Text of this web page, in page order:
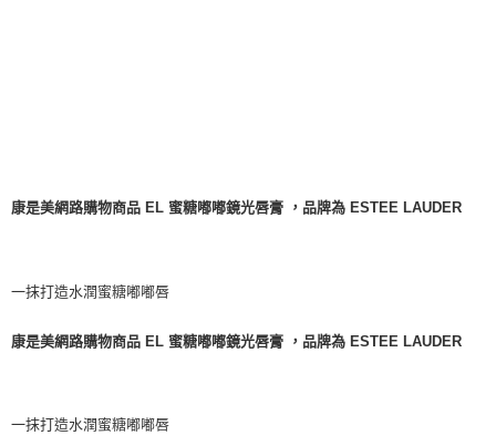
康是美網路購物商品 EL 蜜糖嘟嘟鏡光唇膏 ，品牌為 ESTEE LAUDER
一抹打造水潤蜜糖嘟嘟唇
康是美網路購物商品 EL 蜜糖嘟嘟鏡光唇膏 ，品牌為 ESTEE LAUDER
一抹打造水潤蜜糖嘟嘟唇